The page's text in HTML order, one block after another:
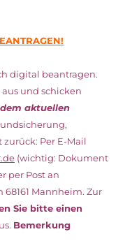
digital beantragen.
und schicken
aktuellen
Per E-Mail
(wichtig: Dokument
per Post an
68161 Mannheim. Zur
Sie bitte einen
Bemerkung